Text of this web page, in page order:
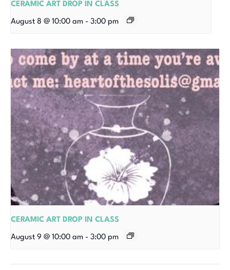
CERAMIC ART DROP IN CLASS
August 8 @ 10:00 am - 3:00 pm
CERAMIC ART DROP IN CLASS
August 9 @ 10:00 am - 3:00 pm